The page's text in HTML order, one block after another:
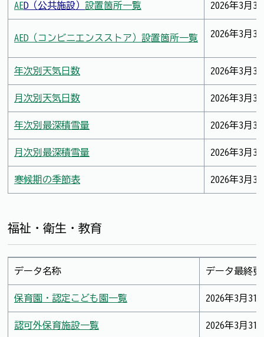
AED（公共施設） 設置箇所一覧 2026年3月
AED（コンビニエンスストア）設置箇所一覧 2026年3月
年次別天気日数 2026年3月
月次別天気日数 2026年3月
年次別最深積雪量 2026年3月
月次別最深積雪量 2026年3月
寒候期の季節表 2026年3月
福祉・衛生・教育
データ名称 データ最終
保育園・認定こども園一覧 2026年3月31
認可外保育施設一覧 2026年3月31